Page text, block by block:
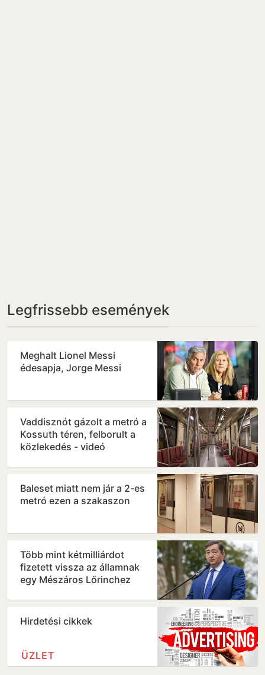
Legfrissebb események
Meghalt Lionel Messi
édesapja, Jorge Messi
Vaddisznót gázolt a metró a
Kossuth téren, felborult a
közlekedés - videó
Baleset miatt nem jár a 2-es
metró ezen a szakaszon
Több mint kétmilliárdot
fizetett vissza az államnak
egy Mészáros Lőrinchez
Hirdetési cikkek
ÜZLET